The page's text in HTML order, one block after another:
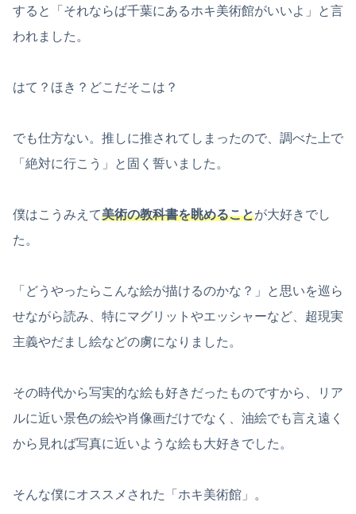
すると「それならば千葉にあるホキ美術館がいいよ」と言
われました。
はて？ほき？どこだそこは？
でも仕方ない。推しに推されてしまったので、調べた上で
「絶対に行こう」と固く誓いました。
僕はこうみえて美術の教科書を眺めることが大好きでし
た。
「どうやったらこんな絵が描けるのかな？」と思いを巡ら
せながら読み、特にマグリットやエッシャーなど、超現実
主義やだまし絵などの虜になりました。
その時代から写実的な絵も好きだったものですから、リア
ルに近い景色の絵や肖像画だけでなく、油絵でも言え遠く
から見れば写真に近いような絵も大好きでした。
そんな僕にオススメされた「ホキ美術館」。